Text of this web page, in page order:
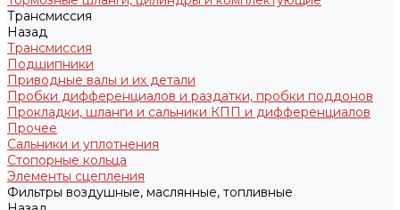
Трансмиссия
Назад
Трансмиссия
Подшипники
Приводные валы и их детали
Пробки дифференциалов и раздатки, пробки поддонов
Прокладки, шланги и сальники КПП и дифференциалов
Прочее
Сальники и уплотнения
Стопорные кольца
Элементы сцепления
Фильтры воздушные, маслянные, топливные